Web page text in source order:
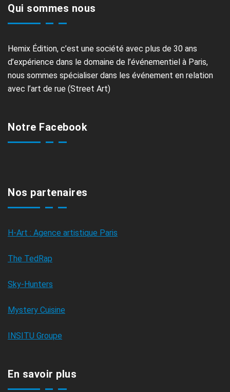
Qui sommes nous
Hemix Édition, c’est une société avec plus de 30 ans
d’expérience dans le domaine de l’événementiel à Paris,
nous sommes spécialiser dans les événement en relation
avec l’art de rue (Street Art)
Notre Facebook
Nos partenaires
H-Art : Agence artistique Paris
The TedRap
Sky-Hunters
Mystery Cuisine
INSITU Groupe
En savoir plus